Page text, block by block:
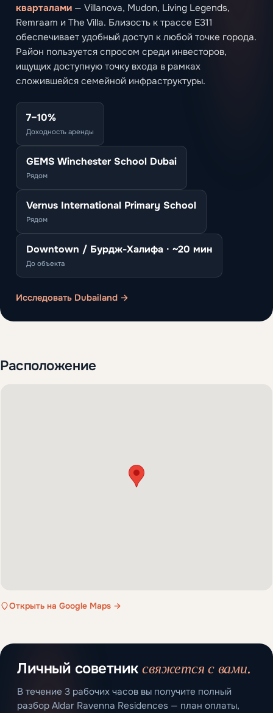
кварталами — Villanova, Mudon, Living Legends,
Remraam и The Villa. Близость к трассе E311
обеспечивает удобный доступ к любой точке города.
Район пользуется спросом среди инвесторов,
ищущих доступную точку входа в рамках
сложившейся семейной инфраструктуры.
7–10%
Доходность аренды
GEMS Winchester School Dubai
Рядом
Vernus International Primary School
Рядом
Downtown / Бурдж-Халифа · ~20 мин
До объекта
Исследовать Dubailand →
Расположение
Открыть на Google Maps →
Личный советниксвяжется с вами.
В течение 3 рабочих часов вы получите полный
разбор Aldar Ravenna Residences — план оплаты,